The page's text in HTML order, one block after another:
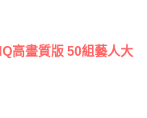
高畫質版 50組藝人大